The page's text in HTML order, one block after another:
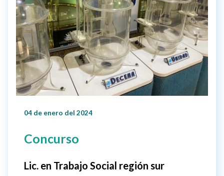
04 de enero del 2024
Concurso
Lic. en Trabajo Social región sur